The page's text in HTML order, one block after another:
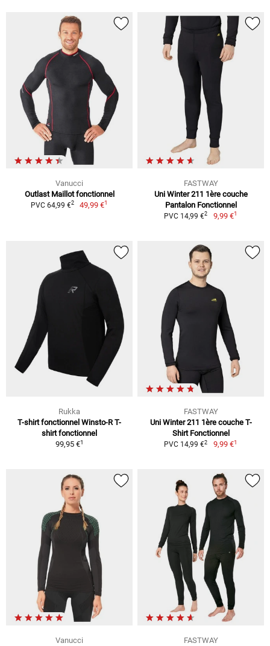
Vanucci
Outlast Maillot fonctionnel
PVC 64,99 €2 49,99 €1
FASTWAY
Uni Winter 211 1ère couche
Pantalon Fonctionnel
PVC 14,99 €2 9,99 €1
Rukka
T-shirt fonctionnel Winsto-R T-
shirt fonctionnel
99,95 €1
FASTWAY
Uni Winter 211 1ère couche T-
Shirt Fonctionnel
PVC 14,99 €2 9,99 €1
Vanucci
FASTWAY